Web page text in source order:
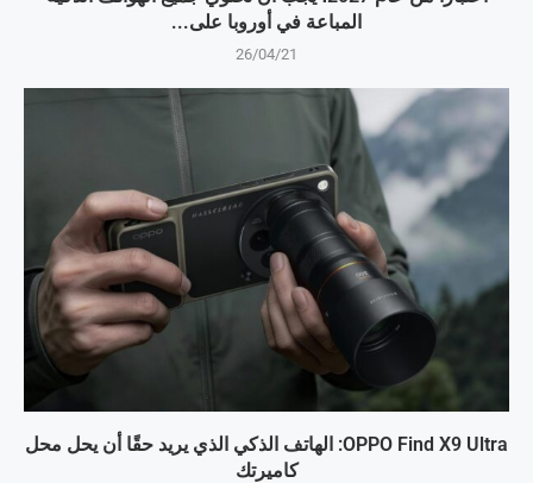
المباعة في أوروبا على...
26/04/21
OPPO Find X9 Ultra: الهاتف الذكي الذي يريد حقًا أن يحل محل
كاميرتك